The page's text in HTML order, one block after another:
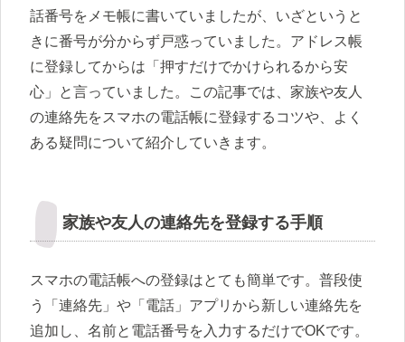
話番号をメモ帳に書いていましたが、いざというと
きに番号が分からず戸惑っていました。アドレス帳
に登録してからは「押すだけでかけられるから安
心」と言っていました。この記事では、家族や友人
の連絡先をスマホの電話帳に登録するコツや、よく
ある疑問について紹介していきます。
家族や友人の連絡先を登録する手順
スマホの電話帳への登録はとても簡単です。普段使
う「連絡先」や「電話」アプリから新しい連絡先を
追加し、名前と電話番号を入力するだけでOKです。